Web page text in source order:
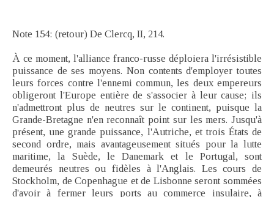
Note 154: (retour) De Clercq, II, 214.
À ce moment, l'alliance franco-russe déploiera l'irrésistible
puissance de ses moyens. Non contents d'employer toutes
leurs forces contre l'ennemi commun, les deux empereurs
obligeront l'Europe entière de s'associer à leur cause; ils
n'admettront plus de neutres sur le continent, puisque la
Grande-Bretagne n'en reconnaît point sur les mers. Jusqu'à
présent, une grande puissance, l'Autriche, et trois États de
second ordre, mais avantageusement situés pour la lutte
maritime, la Suède, le Danemark et le Portugal, sont
demeurés neutres ou fidèles à l'Anglais. Les cours de
Stockholm, de Copenhague et de Lisbonne seront sommées
d'avoir à fermer leurs ports au commerce insulaire, à